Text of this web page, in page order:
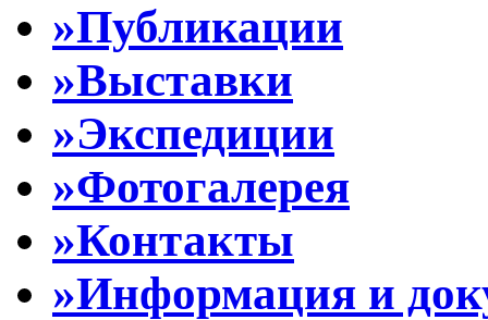
»Публикации
»Выставки
»Экспедиции
»Фотогалерея
»Контакты
»Информация и